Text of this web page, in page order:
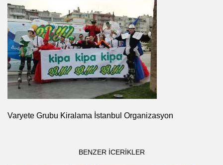
Varyete Grubu Kiralama İstanbul Organizasyon
BENZER ICERIKLER